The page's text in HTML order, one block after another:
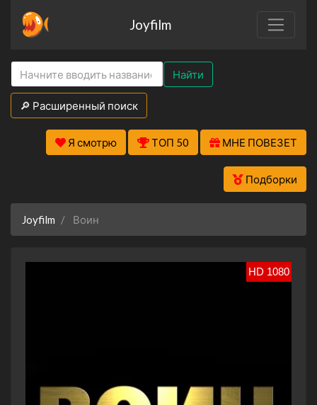
Joyfilm
Найти
🔎 Расширенный поиск
Я смотрю ТОП 50 МНЕ ПОВЕЗЕТ
Подборки
Joyfilm Воин
HD 1080